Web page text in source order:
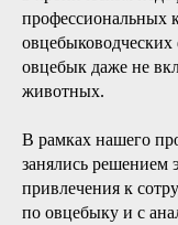
профессиональных
овцебык даже не
животных.
В рамках нашего
занялись решением
привлечения к
по овцебыку и с